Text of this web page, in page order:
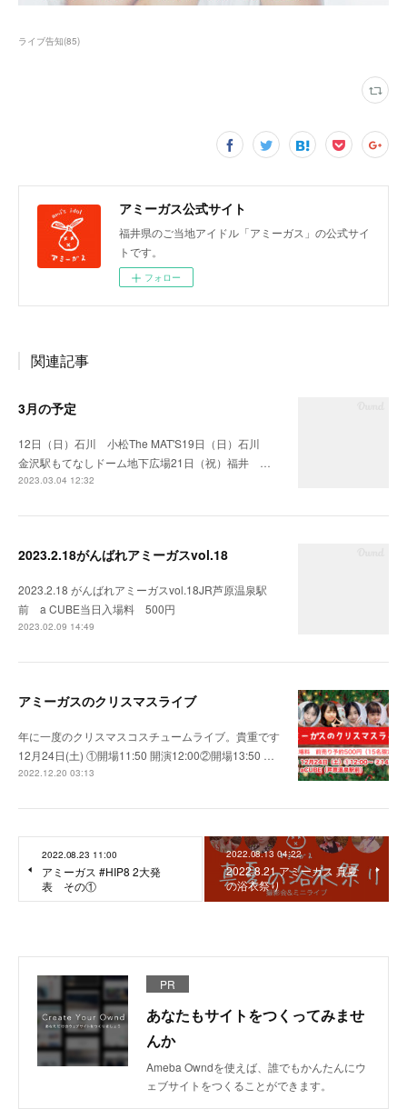
ライブ告知(85)
アミーガス公式サイト
福井県のご当地アイドル「アミーガス」の公式サイ
トです。
フォロー
関連記事
3月の予定
12日（日）石川 小松The MAT'S19日（日）石川
金沢駅もてなしドーム地下広場21日（祝）福井 …
2023.03.04 12:32
2023.2.18がんばれアミーガスvol.18
2023.2.18 がんばれアミーガスvol.18JR芦原温泉駅
前 a CUBE当日入場料 500円
2023.02.09 14:49
アミーガスのクリスマスライブ
年に一度のクリスマスコスチュームライブ。貴重です
12月24日(土) ①開場11:50 開演12:00②開場13:50 …
2022.12.20 03:13
2022.08.23 11:00
アミーガス #HIP8 2大発
表 その①
2022.08.13 04:22
2022.8.21 アミーガス 真夏
の浴衣祭り
PR
あなたもサイトをつくってみませ
んか
Ameba Owndを使えば、誰でもかんたんにウ
ェブサイトをつくることができます。